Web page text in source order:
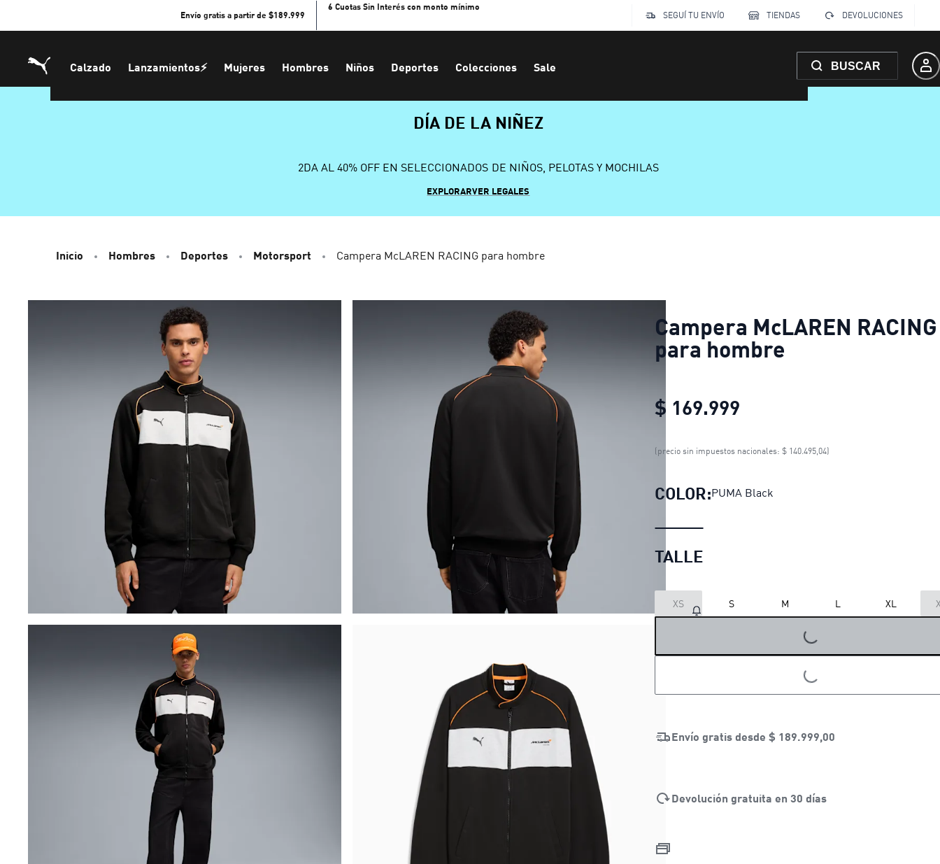
Envío gratis a partir de $189.999
6 Cuotas Sin Interés con monto mínimo
SEGUÍ TU ENVÍO
TIENDAS DEVOLUCIONES
Calzado Lanzamientos⚡ Mujeres Hombres Niños Deportes Colecciones Sale BUSCAR
DÍA DE LA NIÑEZ
2DA AL 40% OFF EN SELECCIONADOS DE NIÑOS, PELOTAS Y MOCHILAS
EXPLORARVER LEGALES
Inicio Hombres Deportes Motorsport Campera McLAREN RACING para hombre
Campera McLAREN RACING
para hombre
$ 169.999
Campera McLAREN
(precio sin impuestos nacionales: $ 140.495,04)
COLOR:PUMA Black
TALLE
XS S M L XL
LOADING...
LOADING...
Envío gratis desde $ 189.999,00
Devolución gratuita en 30 días